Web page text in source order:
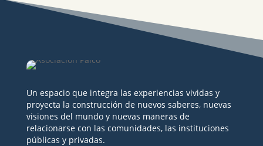
Un espacio que integra las experiencias vividas y
proyecta la construcción de nuevos saberes, nuevas
visiones del mundo y nuevas maneras de
relacionarse con las comunidades, las instituciones
públicas y privadas.